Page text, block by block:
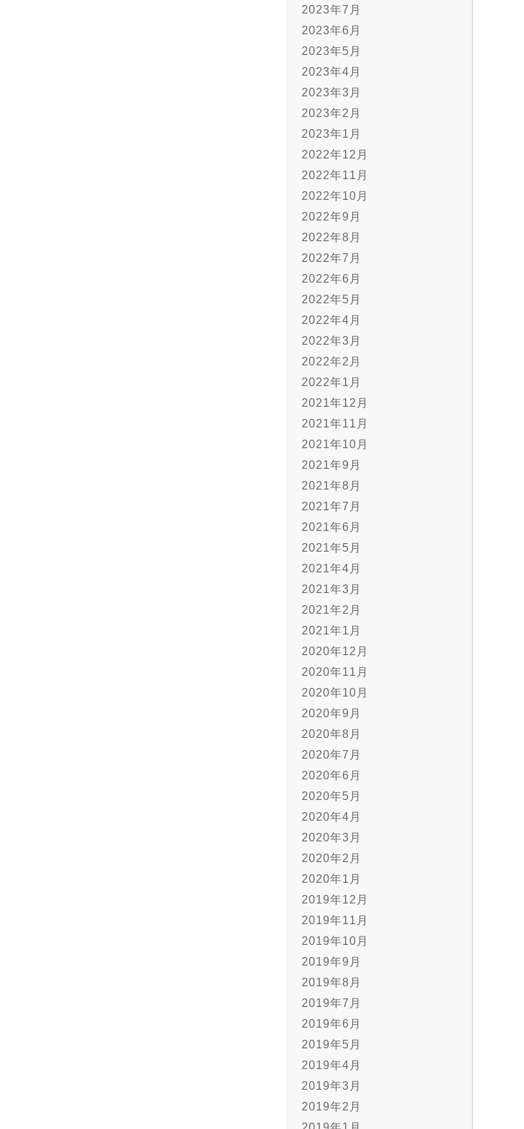
2023年7月
2023年6月
2023年5月
2023年4月
2023年3月
2023年2月
2023年1月
2022年12月
2022年11月
2022年10月
2022年9月
2022年8月
2022年7月
2022年6月
2022年5月
2022年4月
2022年3月
2022年2月
2022年1月
2021年12月
2021年11月
2021年10月
2021年9月
2021年8月
2021年7月
2021年6月
2021年5月
2021年4月
2021年3月
2021年2月
2021年1月
2020年12月
2020年11月
2020年10月
2020年9月
2020年8月
2020年7月
2020年6月
2020年5月
2020年4月
2020年3月
2020年2月
2020年1月
2019年12月
2019年11月
2019年10月
2019年9月
2019年8月
2019年7月
2019年6月
2019年5月
2019年4月
2019年3月
2019年2月